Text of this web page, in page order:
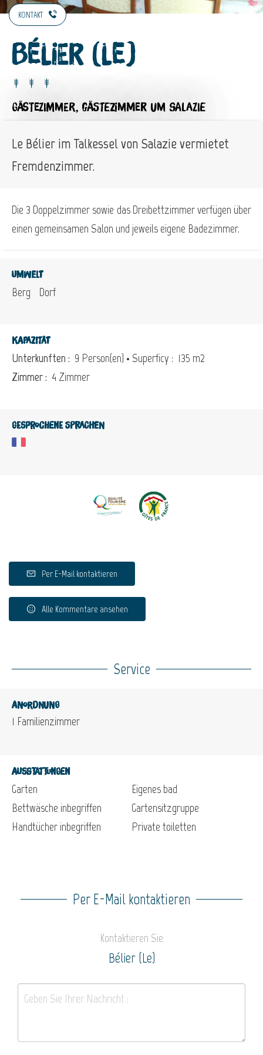
KONTAKT
Bélier (Le)
GÄSTEZIMMER, GÄSTEZIMMER UM SALAZIE
Le Bélier im Talkessel von Salazie vermietet
Fremdenzimmer.
Die 3 Doppelzimmer sowie das Dreibettzimmer verfügen über
einen gemeinsamen Salon und jeweils eigene Badezimmer.
Umwelt
Berg Dorf
Kapazität
Unterkunften : 9 Person(en) • Superficy : 135 m2
Zimmer : 4 Zimmer
Gesprochene Sprachen
Per E-Mail kontaktieren
Alle Kommentare ansehen
Service
Anordnung
1 Familienzimmer
Ausstattungen
Garten
Bettwäsche inbegriffen
Handtücher inbegriffen
Eigenes bad
Gartensitzgruppe
Private toiletten
Per E-Mail kontaktieren
Kontaktieren Sie
Bélier (Le)